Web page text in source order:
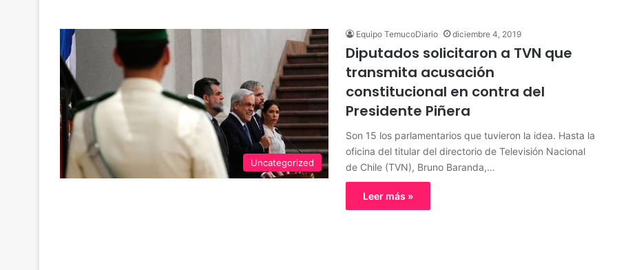
Uncategorized
Equipo TemucoDiario diciembre 4, 2019
Diputados solicitaron a TVN que
transmita acusación
constitucional en contra del
Presidente Piñera
Son 15 los parlamentarios que tuvieron la idea. Hasta la
oficina del titular del directorio de Televisión Nacional
de Chile (TVN), Bruno Baranda,…
Leer más »